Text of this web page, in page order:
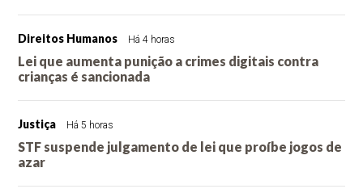
Direitos Humanos Há 4 horas
Lei que aumenta punição a crimes digitais contra
crianças é sancionada
Justiça Há 5 horas
STF suspende julgamento de lei que proíbe jogos de
azar